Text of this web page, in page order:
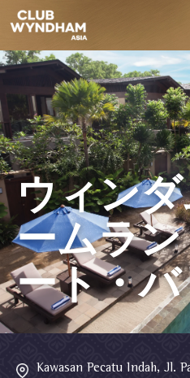
ウィン
ームラ
ート・
Kawasan Pecatu Indah, Jl.